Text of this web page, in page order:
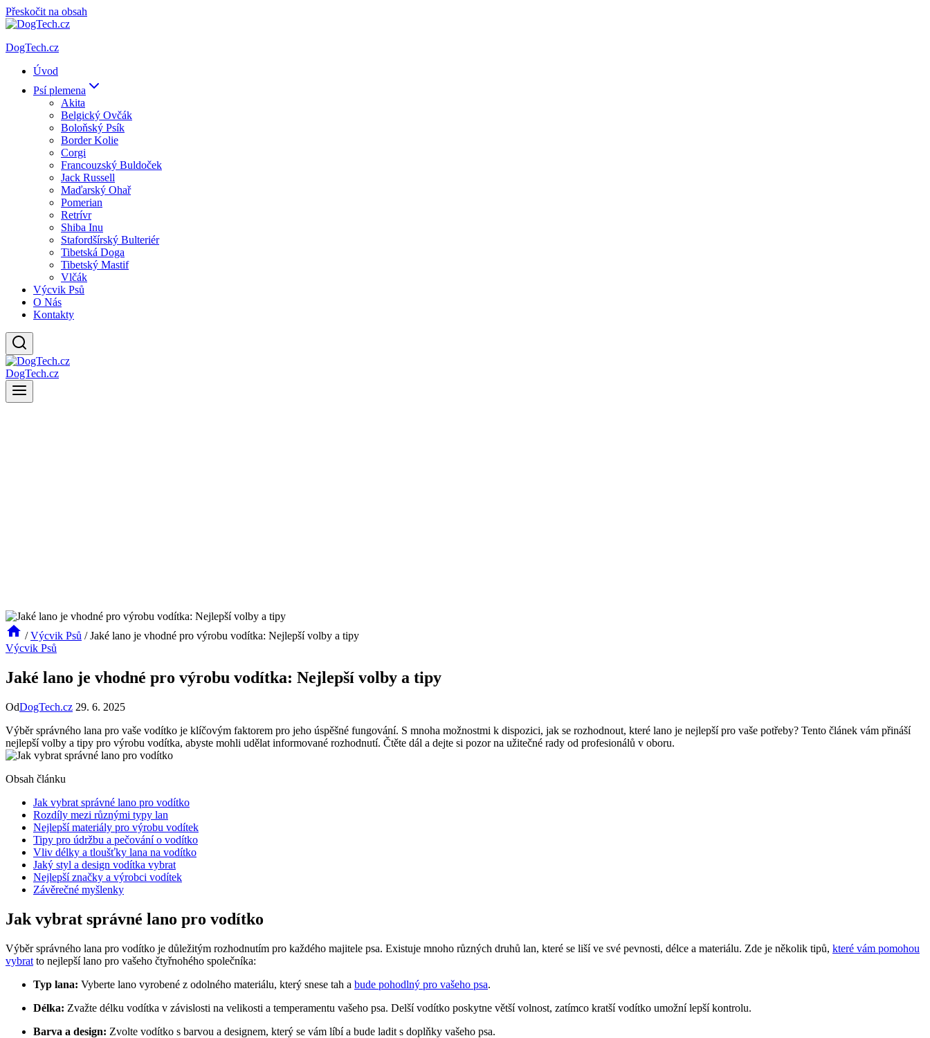
Přeskočit na obsah
DogTech.cz
Úvod
Psí plemena
Akita
Belgický Ovčák
Boloňský Psík
Border Kolie
Corgi
Francouzský Buldoček
Jack Russell
Maďarský Ohař
Pomerian
Retrívr
Shiba Inu
Stafordšírský Bulteriér
Tibetská Doga
Tibetský Mastif
Vlčák
Výcvik Psů
O Nás
Kontakty
DogTech.cz
/ Výcvik Psů / Jaké lano je vhodné pro výrobu vodítka: Nejlepší volby a tipy
Výcvik Psů
Jaké lano je vhodné pro výrobu vodítka: Nejlepší volby a tipy
OdDogTech.cz 29. 6. 2025
Výběr správného lana pro vaše vodítko je klíčovým faktorem pro jeho úspěšné fungování. S mnoha možnostmi k dispozici, jak se rozhodnout, které lano je nejlepší pro vaše potřeby? Tento článek vám přináší
nejlepší volby a tipy pro výrobu vodítka, abyste mohli udělat informované rozhodnutí. Čtěte dál a dejte si pozor na užitečné rady od profesionálů v oboru.
Obsah článku
Jak vybrat správné lano pro vodítko
Rozdíly mezi různými typy lan
Nejlepší materiály pro výrobu vodítek
Tipy pro údržbu a pečování o vodítko
Vliv délky a tloušťky lana na vodítko
Jaký styl a design vodítka vybrat
Nejlepší značky a výrobci vodítek
Závěrečné myšlenky
Jak vybrat správné lano pro vodítko
Výběr správného lana pro vodítko je důležitým rozhodnutím pro každého majitele psa. Existuje mnoho různých druhů lan, které se liší ve své pevnosti, délce a materiálu. Zde je několik tipů, které vám pomohou
vybrat to nejlepší lano pro vašeho čtyřnohého společníka:
Typ lana: Vyberte lano vyrobené z odolného materiálu, který snese tah a bude pohodlný pro vašeho psa.
Délka: Zvažte délku vodítka v závislosti na velikosti a temperamentu vašeho psa. Delší vodítko poskytne větší volnost, zatímco kratší vodítko umožní lepší kontrolu.
Barva a design: Zvolte vodítko s barvou a designem, který se vám líbí a bude ladit s doplňky vašeho psa.